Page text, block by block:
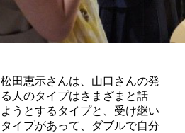
田恵示さんは、山口さんの発
人のタイプはさまざまと話
うとするタイプと、受け継い
イプがあって、ダブルで自分